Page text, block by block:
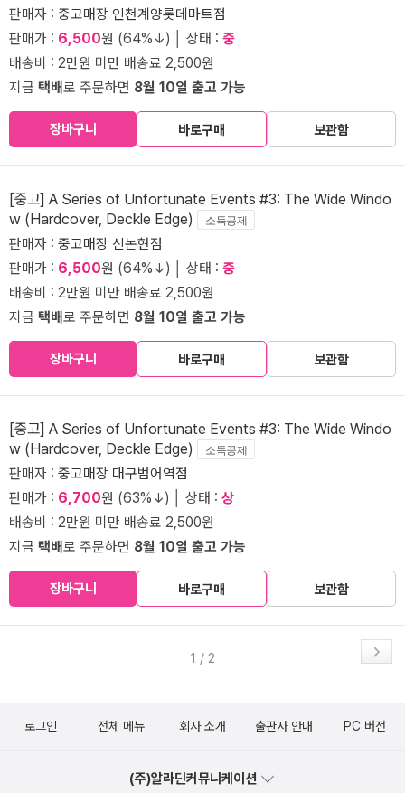
판매자 : 중고매장 인천계양롯데마트점
판매가 : 6,500원 (64%↓) │ 상태 : 중
배송비 : 2만원 미만 배송료 2,500원
지금 택배로 주문하면 8월 10일 출고 가능
장바구니 바로구매 보관함
[중고] A Series of Unfortunate Events #3: The Wide Windo
w (Hardcover, Deckle Edge)
소득공제
판매자 : 중고매장 신논현점
판매가 : 6,500원 (64%↓) │ 상태 : 중
배송비 : 2만원 미만 배송료 2,500원
지금 택배로 주문하면 8월 10일 출고 가능
장바구니 바로구매 보관함
[중고] A Series of Unfortunate Events #3: The Wide Windo
w (Hardcover, Deckle Edge)
소득공제
판매자 : 중고매장 대구범어역점
판매가 : 6,700원 (63%↓) │ 상태 : 상
배송비 : 2만원 미만 배송료 2,500원
지금 택배로 주문하면 8월 10일 출고 가능
장바구니 바로구매 보관함
1 / 2
로그인 전체 메뉴 회사 소개 출판사 안내 PC 버전
(주)알라딘커뮤니케이션